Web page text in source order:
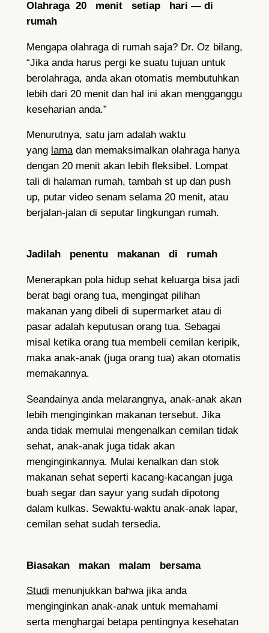
Olahraga 20 menit setiap hari — di
rumah
Mengapa olahraga di rumah saja? Dr. Oz bilang,
“Jika anda harus pergi ke suatu tujuan untuk
berolahraga, anda akan otomatis membutuhkan
lebih dari 20 menit dan hal ini akan mengganggu
keseharian anda.”
Menurutnya, satu jam adalah waktu
yang lamadan memaksimalkan olahraga hanya
dengan 20 menit akan lebih fleksibel. Lompat
tali di halaman rumah, tambah st up dan push
up, putar video senam selama 20 menit, atau
berjalan-jalan di seputar lingkungan rumah.
Jadilah penentu makanan di rumah
Menerapkan pola hidup sehat keluarga bisa jadi
berat bagi orang tua, mengingat pilihan
makanan yang dibeli di supermarket atau di
pasar adalah keputusan orang tua. Sebagai
misal ketika orang tua membeli cemilan keripik,
maka anak-anak (juga orang tua) akan otomatis
memakannya.
Seandainya anda melarangnya, anak-anak akan
lebih menginginkan makanan tersebut. Jika
anda tidak memulai mengenalkan cemilan tidak
sehat, anak-anak juga tidak akan
menginginkannya. Mulai kenalkan dan stok
makanan sehat seperti kacang-kacangan juga
buah segar dan sayur yang sudah dipotong
dalam kulkas. Sewaktu-waktu anak-anak lapar,
cemilan sehat sudah tersedia.
Biasakan makan malam bersama
Studi menunjukkan bahwa jika anda
menginginkan anak-anak untuk memahami
serta menghargai betapa pentingnya kesehatan